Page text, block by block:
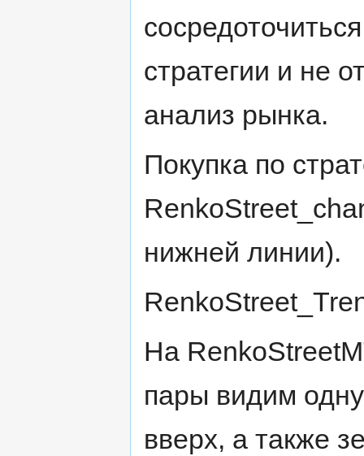
стратегии и не
анализ рынка.
Покупка по
нижней линии).
На
пары видим
вверх, а также